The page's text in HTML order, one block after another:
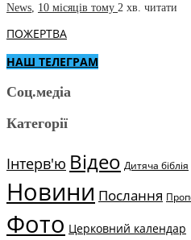
News 10 місяців тому 2 хв. читати
ПОЖЕРТВА
НАШ ТЕЛЕГРАМ
Соц.медіа
Категорії
Інтерв'ю Відео Дитяча біблія
Новини Послання
Фото Церковний календар